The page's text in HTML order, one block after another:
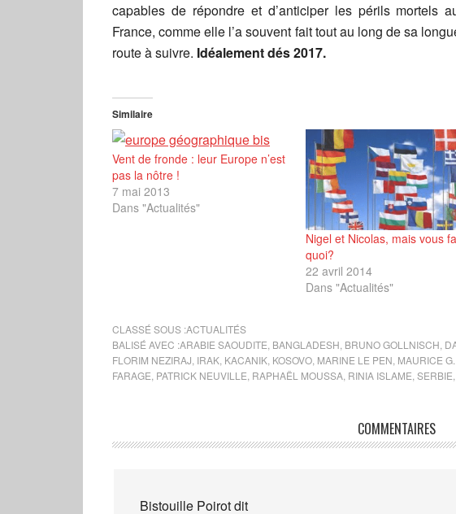
capables de répondre et d’anticiper les périls mortels
France, comme elle l’a souvent fait tout au long de sa
route à suivre. Idéalement dés 2017.
Similaire
Vent de fronde : leur Europe n’est
pas la nôtre !
7 mai 2013
Dans "Actualités"
Nigel et Nicolas, mais vous
quoi?
22 avril 2014
Dans "Actualités"
CLASSÉ SOUS :ACTUALITÉS
BALISÉ AVEC :ARABIE SAOUDITE BANGLADESH BRUNO GOLLNISCH
FLORIM NEZIRAJ IRAK KACANIK KOSOVO MARINE LE PEN MAURICE
FARAGE PATRICK NEUVILLE RAPHAËL MOUSSA RINIA ISLAME SERBIE
COMMENTAIRES
Bistouille Poirotdit